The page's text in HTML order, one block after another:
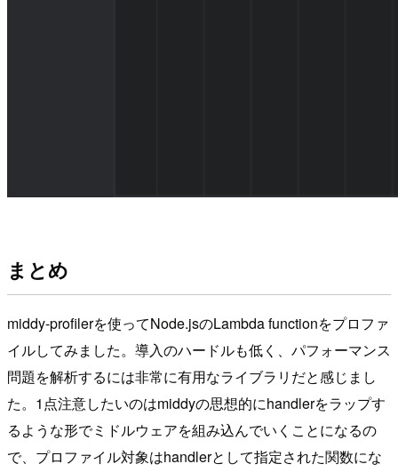
まとめ
middy-profilerを使ってNode.jsのLambda functionをプロファ
イルしてみました。導入のハードルも低く、パフォーマンス
問題を解析するには非常に有用なライブラリだと感じまし
た。1点注意したいのはmiddyの思想的にhandlerをラップす
るような形でミドルウェアを組み込んでいくことになるの
で、プロファイル対象はhandlerとして指定された関数にな